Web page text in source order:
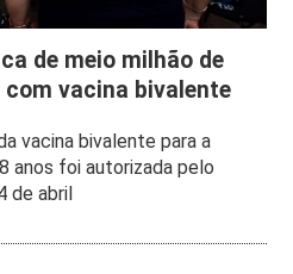
de meio milhão de
vacina bivalente
vacina bivalente para a
anos foi autorizada pelo
de abril